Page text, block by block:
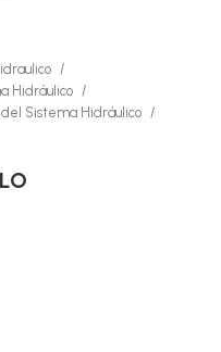
Hidráulico
Sistema Hidráulico